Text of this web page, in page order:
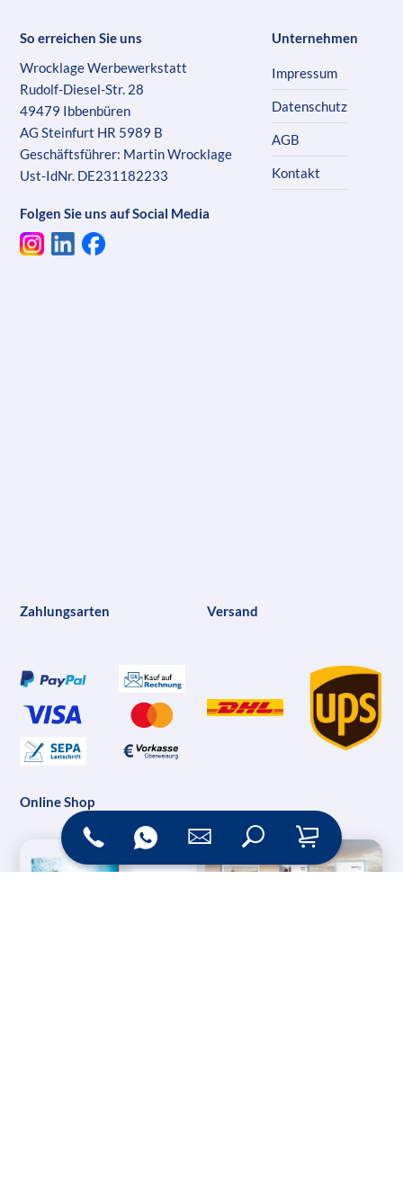
So erreichen Sie uns
Wrocklage Werbewerkstatt
Rudolf-Diesel-Str. 28
49479 Ibbenbüren
AG Steinfurt HR 5989 B
Geschäftsführer: Martin Wrocklage
Ust-IdNr. DE231182233
Folgen Sie uns auf Social Media
Unternehmen
Impressum
Datenschutz
AGB
Kontakt
Zahlungsarten Versand
Online Shop